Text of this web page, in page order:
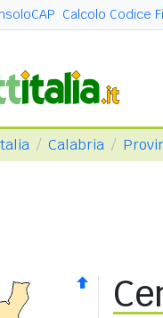
Calcolo Codice
Calabria